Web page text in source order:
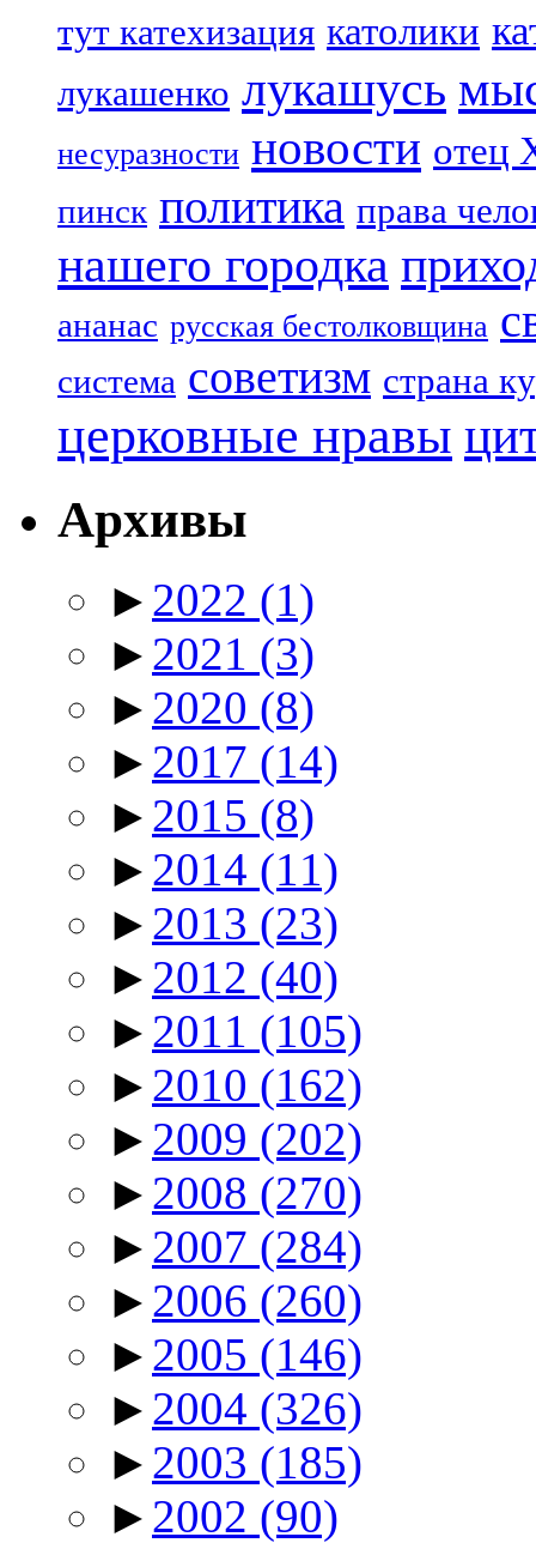
тут катехизация католики
лукашенко лукашусь
несуразности новости отец
пинск политика права
нашего городка
ананас русская бестолковщина
система советизм страна
церковные нравы
Архивы
► 2022 (1)
► 2021 (3)
► 2020 (8)
► 2017 (14)
► 2015 (8)
► 2014 (11)
► 2013 (23)
► 2012 (40)
► 2011 (105)
► 2010 (162)
► 2009 (202)
► 2008 (270)
► 2007 (284)
► 2006 (260)
► 2005 (146)
► 2004 (326)
► 2003 (185)
► 2002 (90)